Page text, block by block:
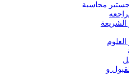
محاسبة
و